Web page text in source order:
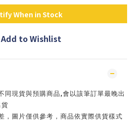
When in Stock
Add to Wishlist
同現貨與預購商品 ,會以該筆訂單最晚出
，圖片僅供參考，商品依實際供貨樣式